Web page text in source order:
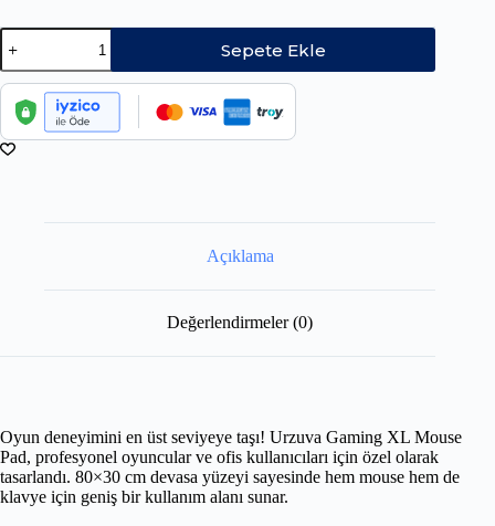
Sepete Ekle
Açıklama
Değerlendirmeler (0)
Oyun deneyimini en üst seviyeye taşı! Urzuva Gaming XL Mouse
Pad, profesyonel oyuncular ve ofis kullanıcıları için özel olarak
tasarlandı. 80×30 cm devasa yüzeyi sayesinde hem mouse hem de
klavye için geniş bir kullanım alanı sunar.